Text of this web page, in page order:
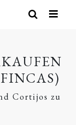
Cortijos zu